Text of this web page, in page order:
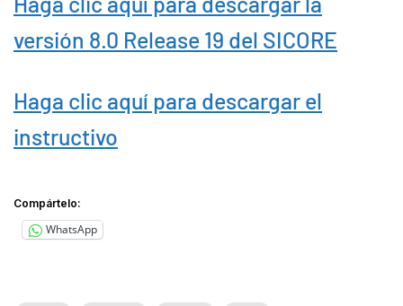
versión 8.0 Release 19 del SICORE
Haga clic aquí para descargar el
instructivo
Compártelo:
WhatsApp